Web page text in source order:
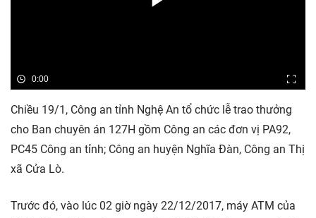
0:00
Chiều 19/1, Công an tỉnh Nghệ An tổ chức lễ trao thưởng
cho Ban chuyên án 127H gồm Công an các đơn vị PA92,
PC45 Công an tỉnh; Công an huyện Nghĩa Đàn, Công an Thị
xã Cửa Lò.
Trước đó, vào lúc 02 giờ ngày 22/12/2017, máy ATM của